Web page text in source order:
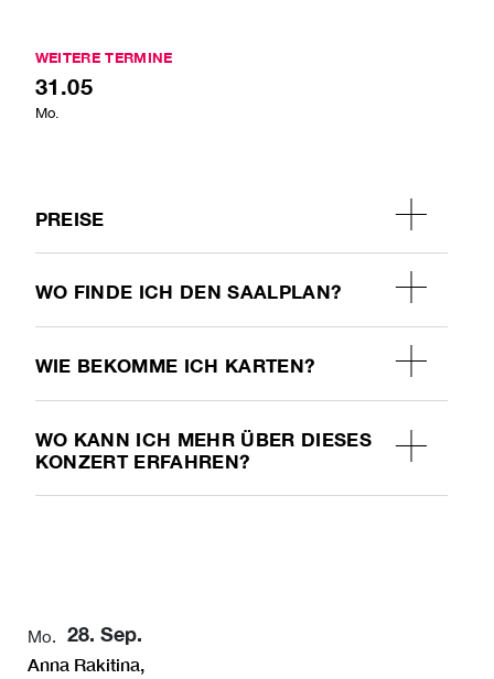
WEITERE TERMINE
31.05
Mo.
PREISE
WO FINDE ICH DEN SAALPLAN?
WIE BEKOMME ICH KARTEN?
WO KANN ICH MEHR ÜBER DIESES
KONZERT ERFAHREN?
28. Sep.
Mo.
Anna Rakitina,